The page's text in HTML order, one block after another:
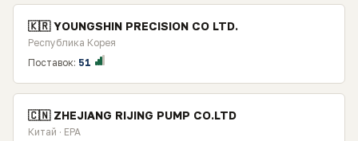
🇰🇷 YOUNGSHIN PRECISION CO LTD.
Республика Корея
Поставок: 51
🇨🇳 ZHEJIANG RIJING PUMP CO.LTD
Китай · EPA